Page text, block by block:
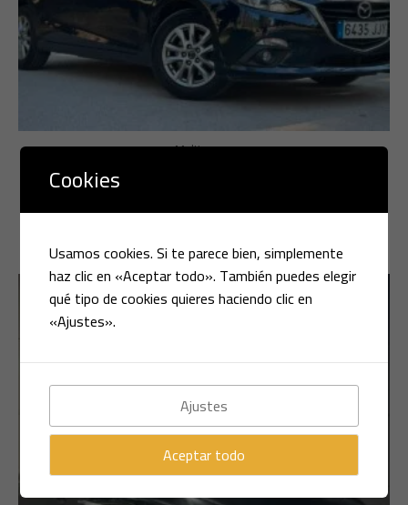
Multimarca
MAZDA 3 – 2.2 CRDT – 150 CV
LEER MÁS
Cookies
Usamos cookies. Si te parece bien, simplemente
haz clic en «Aceptar todo». También puedes elegir
qué tipo de cookies quieres haciendo clic en
«Ajustes».
Ajustes
Aceptar todo